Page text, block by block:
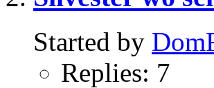
Started by
Replies: 7